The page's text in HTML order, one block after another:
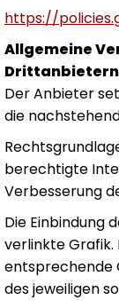
https://
Allgemeine
Drittanbietern
Der Anbieter
die
berechtigte
Verbesserung
Die Einbindung
verlinkte Grafik.
entsprechende
des jeweiligen